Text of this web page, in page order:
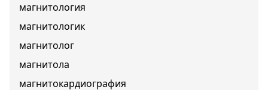
магнитология
магнитологик
магнитолог
магнитола
магнитокардиография